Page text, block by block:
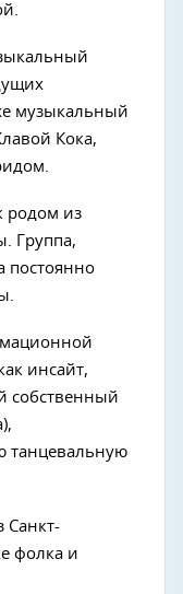
музыкальный
Кока,
из
Группа,
постоянно
инсайт,
собственный
танцевальную
Санкт-
фолка и